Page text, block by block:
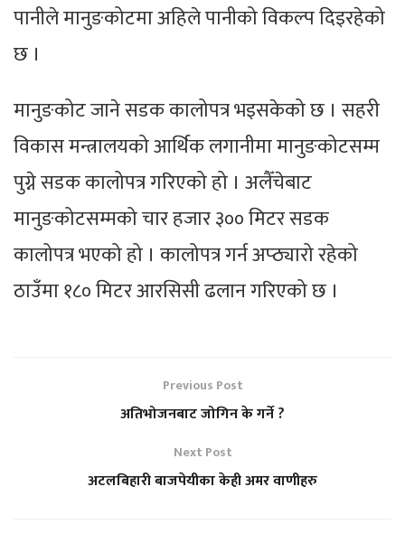
पानीले मानुङकोटमा अहिले पानीको विकल्प दिइरहेको
छ ।
मानुङकोट जाने सडक कालोपत्र भइसकेको छ । सहरी
विकास मन्त्रालयको आर्थिक लगानीमा मानुङकोटसम्म
पुग्ने सडक कालोपत्र गरिएको हो । अलैँचेबाट
मानुङकोटसम्मको चार हजार ३०० मिटर सडक
कालोपत्र भएको हो । कालोपत्र गर्न अप्ठ्यारो रहेको
ठाउँमा १८० मिटर आरसिसी ढलान गरिएको छ ।
Previous Post
अतिभोजनबाट जोगिन के गर्ने ?
Next Post
अटलबिहारी बाजपेयीका केही अमर वाणीहरु